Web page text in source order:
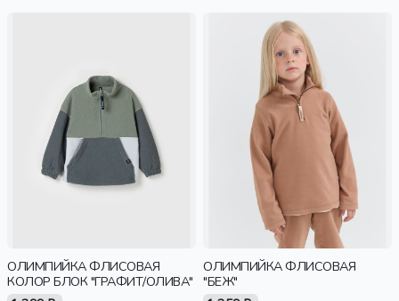
ОЛИМПИЙКА ФЛИСОВАЯ
КОЛОР БЛОК "ГРАФИТ/ОЛИВА"
ОЛИМПИЙКА ФЛИСОВАЯ
"БЕЖ"